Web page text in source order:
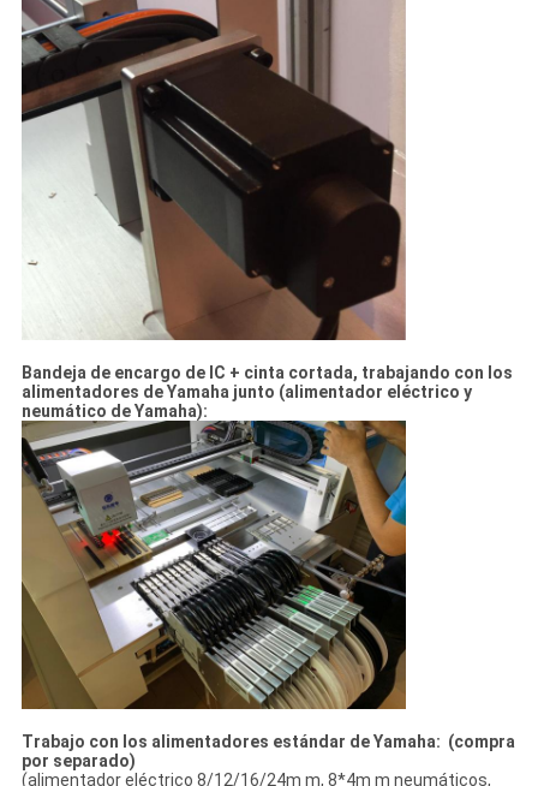
Bandeja de encargo de IC + cinta cortada, trabajando con los
alimentadores de Yamaha junto (alimentador eléctrico y
neumático de Yamaha):
Trabajo con los alimentadores estándar de Yamaha: (compra
por separado)
(alimentador eléctrico 8/12/16/24m m, 8*4m m neumáticos,